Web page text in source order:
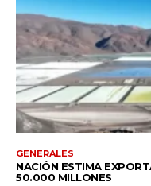
GENERALES
NACIÓN ESTIMA
50.000 MILLONES